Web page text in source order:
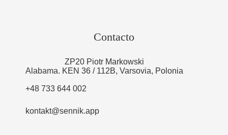
Contacto
ZP20 Piotr Markowski
Alabama. KEN 36 / 112B, Varsovia, Polonia
+48 733 644 002
kontakt@sennik.app